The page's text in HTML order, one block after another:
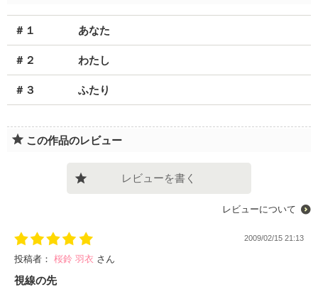
＃１ あなた
＃２ わたし
＃３ ふたり
この作品のレビュー
レビューを書く
レビューについて
2009/02/15 21:13
投稿者： 桜鈴 羽衣 さん
視線の先